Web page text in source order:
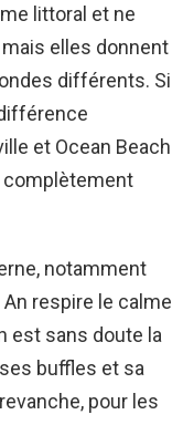
littoral et ne
elles donnent
différents. Si
et Ocean Beach
complètement
notamment
respire le calme
est sans doute la
buffles et sa
pour les